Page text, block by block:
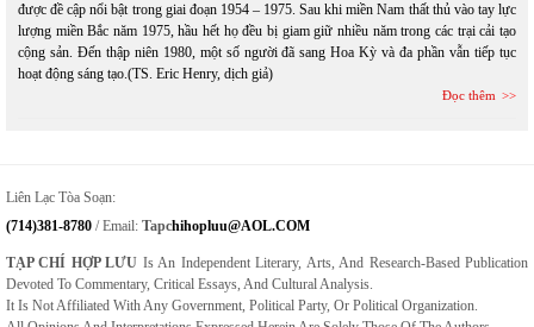
được đề cập nổi bật trong giai đoạn 1954 – 1975. Sau khi miền Nam thất thủ vào tay lực
lượng miền Bắc năm 1975, hầu hết họ đều bị giam giữ nhiều năm trong các trại cải tạo
cộng sản. Đến thập niên 1980, một số người đã sang Hoa Kỳ và đa phần vẫn tiếp tục
hoạt động sáng tạo.(TS. Eric Henry, dịch giả)
Đọc thêm
Liên Lạc Tòa Soạn:
(714)381-8780 / Email: TapcHihopluu@AOL.COM
TẠP CHÍ HỢP LƯU Is An Independent Literary, Arts, And Research-Based Publication
Devoted To Commentary, Critical Essays, And Cultural Analysis.
It Is Not Affiliated With Any Government, Political Party, Or Political Organization.